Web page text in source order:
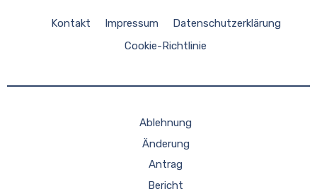
Kontakt Impressum
Datenschutzerklärung
Cookie-Richtlinie
Ablehnung
Änderung
Antrag
Bericht